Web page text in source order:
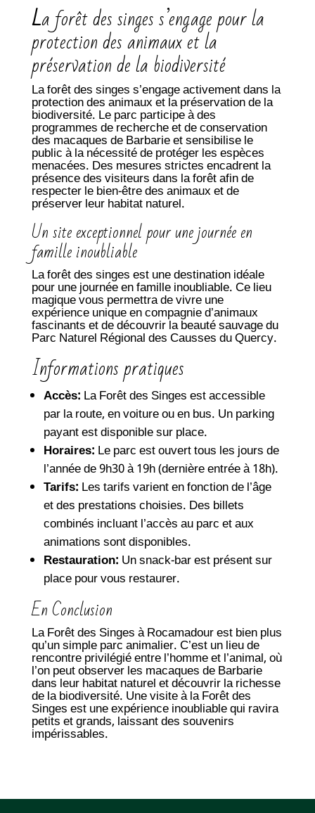
La forêt des singes s’engage pour la
protection des animaux et la
préservation de la biodiversité
La forêt des singes s’engage activement dans la
protection des animaux et la préservation de la
biodiversité. Le parc participe à des
programmes de recherche et de conservation
des macaques de Barbarie et sensibilise le
public à la nécessité de protéger les espèces
menacées. Des mesures strictes encadrent la
présence des visiteurs dans la forêt afin de
respecter le bien-être des animaux et de
préserver leur habitat naturel.
Un site exceptionnel pour une journée en
famille inoubliable
La forêt des singes est une destination idéale
pour une journée en famille inoubliable. Ce lieu
magique vous permettra de vivre une
expérience unique en compagnie d’animaux
fascinants et de découvrir la beauté sauvage du
Parc Naturel Régional des Causses du Quercy.
Informations pratiques
Accès: La Forêt des Singes est accessible
par la route, en voiture ou en bus. Un parking
payant est disponible sur place.
Horaires: Le parc est ouvert tous les jours de
l’année de 9h30 à 19h (dernière entrée à 18h).
Tarifs: Les tarifs varient en fonction de l’âge
et des prestations choisies. Des billets
combinés incluant l’accès au parc et aux
animations sont disponibles.
Restauration: Un snack-bar est présent sur
place pour vous restaurer.
En Conclusion
La Forêt des Singes à Rocamadour est bien plus
qu’un simple parc animalier. C’est un lieu de
rencontre privilégié entre l’homme et l’animal, où
l’on peut observer les macaques de Barbarie
dans leur habitat naturel et découvrir la richesse
de la biodiversité. Une visite à la Forêt des
Singes est une expérience inoubliable qui ravira
petits et grands, laissant des souvenirs
impérissables.